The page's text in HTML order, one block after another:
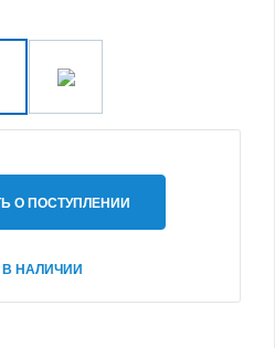
О ПОСТУПЛЕНИИ
В НАЛИЧИИ